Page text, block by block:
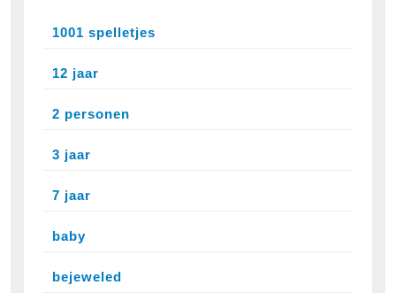
1001 spelletjes
12 jaar
2 personen
3 jaar
7 jaar
baby
bejeweled